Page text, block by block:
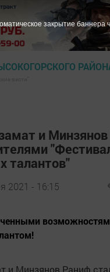
и
талантов"
2021 - 16:15
закрытие баннера